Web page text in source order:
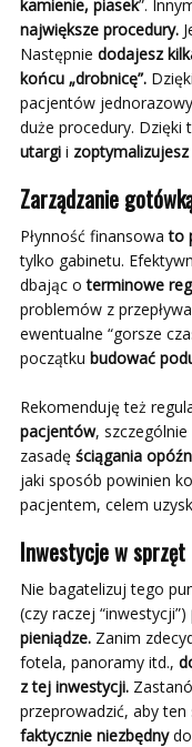
kamienie, piasek”.
największe procedury.
Następnie dodajesz
końcu „drobnicę”.
pacjentów
duże procedury. Dzięki
utargi i
Zarządzanie
Płynność finansowato
tylko gabinetu.
dbając oterminowe
problemów z
ewentualne “gorsze
początku budować
Rekomenduję też
pacjentów,
zasadę ściągania
jaki sposób powinien
pacjentem, celem
Inwestycje w sprzęt
Nie bagatelizuj tego
(czy raczej “inwestycji”)
pieniądze. Zanim
fotela, panoramy itd.,
z tej inwestycji.
przeprowadzić, aby ten
faktycznie niezbędnydo